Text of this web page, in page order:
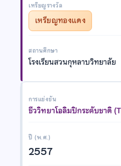
เหรียญรางวัล
เหรียญทองแดง
สถานศึกษา
โรงเรียนสวนกุหลาบวิทยาลัย
การแข่งขัน
ชีววิทยาโอลิมปิกระดับชาติ
ปี (พ.ศ.)
2557